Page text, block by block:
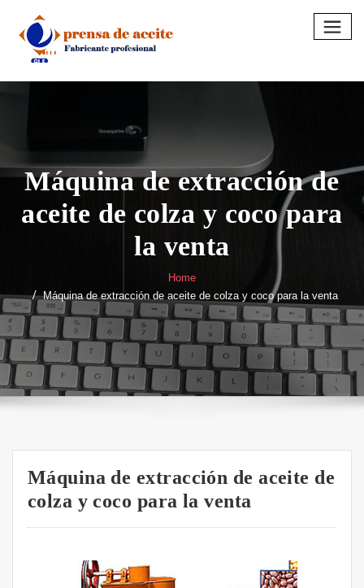
content
Máquina de extracción de
aceite de colza y coco para
la venta
Home
Máquina de extracción de aceite de colza y coco para la venta
Máquina de extracción de aceite de
colza y coco para la venta